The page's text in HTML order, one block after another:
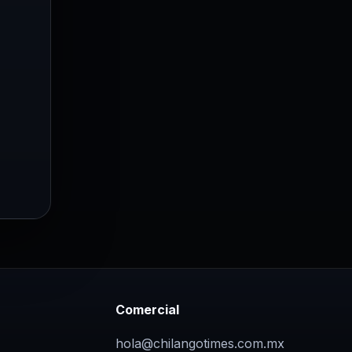
Comercial
hola@chilangotimes.com.mx